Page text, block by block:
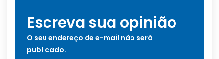
Escreva sua opinião
O seu endereço de e-mail não será
publicado.